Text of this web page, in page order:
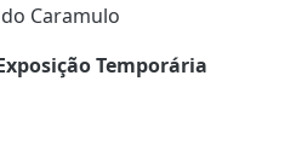
Caramulo
Temporária